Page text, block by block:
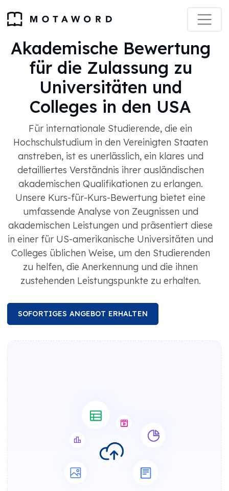
Akademische Bewertung
für die Zulassung zu
Universitäten und
Colleges in den USA
Für internationale Studierende, die ein
Hochschulstudium in den Vereinigten Staaten
anstreben, ist es unerlässlich, ein klares und
detailliertes Verständnis ihrer ausländischen
akademischen Qualifikationen zu erlangen.
Unsere Kurs-für-Kurs-Bewertung bietet eine
umfassende Analyse von Zeugnissen und
akademischen Leistungen und präsentiert diese
in einer für US-amerikanische Universitäten und
Colleges üblichen Weise, um den Studierenden
zu helfen, die Anerkennung und die ihnen
zustehenden Leistungspunkte zu erhalten.
SOFORTIGES ANGEBOT ERHALTEN